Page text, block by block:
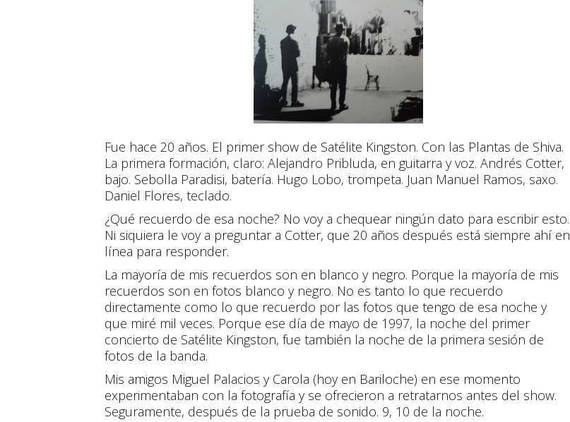
Fue hace 20 años. El primer show de Satélite Kingston. Con las Plantas de Shiva.
La primera formación, claro: Alejandro Pribluda, en guitarra y voz. Andrés Cotter,
bajo. Sebolla Paradisi, batería. Hugo Lobo, trompeta. Juan Manuel Ramos, saxo.
Daniel Flores, teclado.
¿Qué recuerdo de esa noche? No voy a chequear ningún dato para escribir esto.
Ni siquiera le voy a preguntar a Cotter, que 20 años después está siempre ahí en
línea para responder.
La mayoría de mis recuerdos son en blanco y negro. Porque la mayoría de mis
recuerdos son en fotos blanco y negro. No es tanto lo que recuerdo
directamente como lo que recuerdo por las fotos que tengo de esa noche y
que miré mil veces. Porque ese día de mayo de 1997, la noche del primer
concierto de Satélite Kingston, fue también la noche de la primera sesión de
fotos de la banda.
Mis amigos Miguel Palacios y Carola (hoy en Bariloche) en ese momento
experimentaban con la fotografía y se ofrecieron a retratarnos antes del show.
Seguramente, después de la prueba de sonido. 9, 10 de la noche.